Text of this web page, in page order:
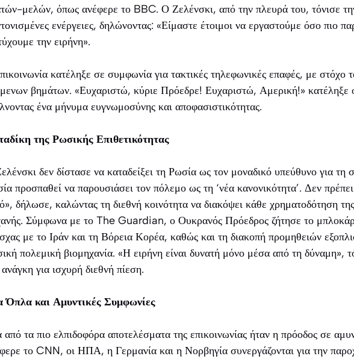
μελών, όπως ανέφερε το BBC. Ο Ζελένσκι, από την πλευρά του, τόνισε
ενέργειες, δηλώνοντας: «Είμαστε έτοιμοι να εργαστούμε όσο πιο
την ειρήνη».
κατέληξε σε συμφωνία για τακτικές τηλεφωνικές επαφές, με στόχο
βημάτων. «Ευχαριστώ, κύριε Πρόεδρε! Ευχαριστώ, Αμερική!» κατέληξε
ένα μήνυμα ευγνωμοσύνης και αποφασιστικότητας.
της Ρωσικής Επιθετικότητας
δεν δίστασε να καταδείξει τη Ρωσία ως τον μοναδικό υπεύθυνο για
προσπαθεί να παρουσιάσει τον πόλεμο ως τη ‘νέα κανονικότητα’. Δεν
δήλωσε, καλώντας τη διεθνή κοινότητα να διακόψει κάθε χρηματοδότηση
Σύμφωνα με το The Guardian, ο Ουκρανός Πρόεδρος ζήτησε το
με το Ιράν και τη Βόρεια Κορέα, καθώς και τη διακοπή προμηθειών
πολεμική βιομηχανία. «Η ειρήνη είναι δυνατή μόνο μέσα από τη δύναμη»,
για ισχυρή διεθνή πίεση.
Όπλα και Αμυντικές Συμφωνίες
τα πιο ελπιδοφόρα αποτελέσματα της επικοινωνίας ήταν η πρόοδος σε
το CNN, οι ΗΠΑ, η Γερμανία και η Νορβηγία συνεργάζονται για την